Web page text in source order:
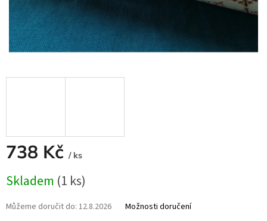
738 Kč / ks
cena:
Skladem (1 ks)
Můžeme doručit do: 12.8.2026 Možnosti doručení